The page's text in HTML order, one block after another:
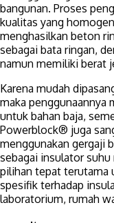
bangunan. Proses
kualitas yang
menghasilkan beton
sebagai bata ringan,
namun memiliki berat
Karena mudah
maka penggunaannya
untuk bahan baja,
Powerblock® juga
menggunakan gergaji
sebagai insulator
pilihan tepat terutama
spesifik terhadap
laboratorium, rumah